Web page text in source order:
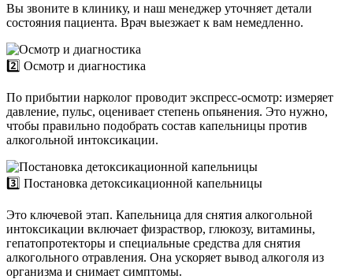
Вы звоните в клинику, и наш менеджер уточняет детали
состояния пациента. Врач выезжает к вам немедленно.
2️⃣ Осмотр и диагностика
По прибытии нарколог проводит экспресс-осмотр: измеряет
давление, пульс, оценивает степень опьянения. Это нужно,
чтобы правильно подобрать состав капельницы против
алкогольной интоксикации.
3️⃣ Постановка детоксикационной капельницы
Это ключевой этап. Капельница для снятия алкогольной
интоксикации включает физраствор, глюкозу, витамины,
гепатопротекторы и специальные средства для снятия
алкогольного отравления. Она ускоряет вывод алкоголя из
организма и снимает симптомы.